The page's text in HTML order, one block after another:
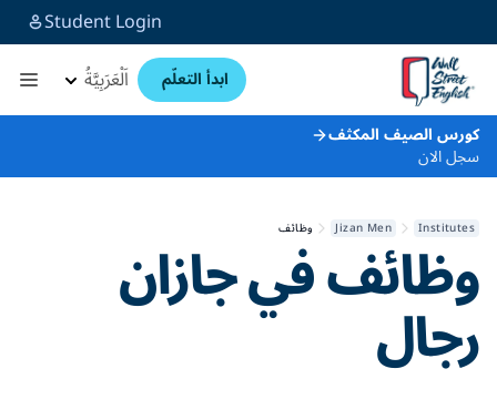
Student Login
ابدأ التعلّم اَلْعَرَبِيَّةُ
كورس الصيف المكثف
سجل الان
Institutes
Jizan Men وظائف
وظائف فيجازان
رجال